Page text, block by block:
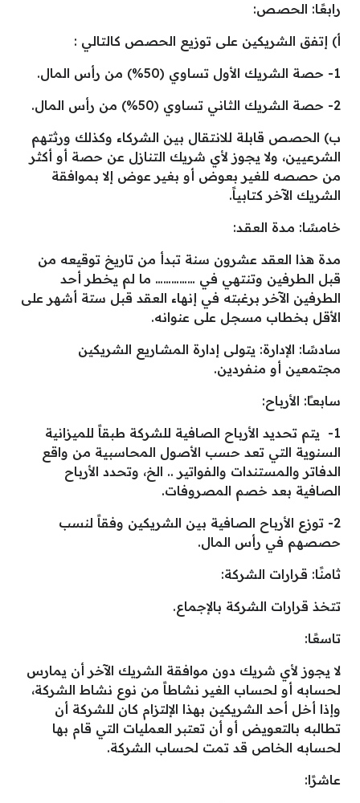
رابعًا: الحصص:
أ) إتفق الشريكين على توزيع الحصص كالتالي :
1- حصة الشريك الأول تساوي (50%) من رأس المال.
2- حصة الشريك الثاني تساوي (50%) من رأس المال.
ب) الحصص قابلة للانتقال بين الشركاء وكذلك ورثتهم
الشرعيين، ولا يجوز لأي شريك التنازل عن حصة أو أكثر
من حصصه للغير بعوض أو بغير عوض إلا بموافقة
الشريك الآخر كتابياً.
خامسًا: مـدة العقـد:
مدة هذا العقد عشرون سنة تبدأ من تاريخ توقيعه من
قبل الطرفين وتنتهي في …………… ما لم يخطر أحد
الطرفين الآخر برغبته في إنهاء العقد قبل ستة أشهر على
الأقل بخطاب مسجل على عنوانه.
سادسًا: الإدارة: يتولى إدارة المشـاريع الشريكين
مجتمعين أو منفردين.
سابعـًا: الأرباح:
1- يتم تحديد الأرباح الصافية للشركة طبقاً للميزانية
السنوية التي تعد حسب الأصول المحاسبية من واقع
الدفاتر والمستندات والفواتير .. الخ، وتحدد الأرباح
الصافية بعد خصم المصروفات.
2- توزع الأرباح الصافية بين الشريكين وفقاً لنسب
حصصهم في رأس المال.
ثامنًا: قـرارات الشركة:
تتخذ قرارات الشركة بالإجماع.
تاسعًا:
لا يجوز لأي شريك دون موافقة الشريك الآخر أن يمارس
لحسابه أو لحساب الغير نشاطاً من نوع نشاط الشركة،
وإذا أخل أحد الشريكين بهذا الإلتزام كان للشركة أن
تطالبه بالتعويض أو أن تعتبر العمليات التي قام بها
لحسابه الخاص قد تمت لحساب الشركة.
عاشرًا: